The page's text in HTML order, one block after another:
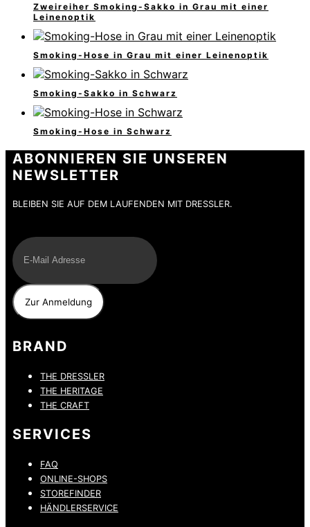
Zweireiher Smoking-Sakko in Grau mit einer
Leinenoptik
Smoking-Hose in Grau mit einer Leinenoptik
Smoking-Sakko in Schwarz
Smoking-Hose in Schwarz
ABONNIEREN SIE UNSEREN
NEWSLETTER
BLEIBEN SIE AUF DEM LAUFENDEN MIT DRESSLER.
BRAND
THE DRESSLER
THE HERITAGE
THE CRAFT
SERVICES
FAQ
ONLINE-SHOPS
STOREFINDER
HÄNDLERSERVICE